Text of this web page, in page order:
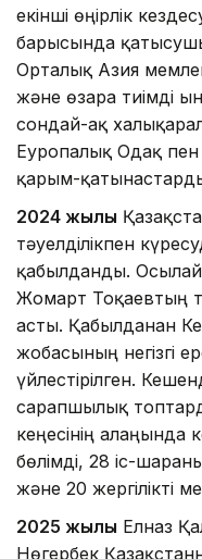
екінші өңірлік
барысында
Орталық Азия
және өзара тиімді
сондай-ақ
Еуропалық Одақ
қарым-
2024 жылы
тәуелділікпен
қабылданды.
Жомарт Тоқаевтың
асты. Қабылданған
жобасының негізгі
үйлестірілген.
сарапшылық
кеңесінің
бөлімді, 28 іс-
және 20 жергілікті
2025 жылы Елназ
Нөгербек